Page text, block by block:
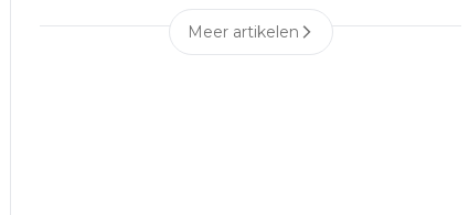
Meer artikelen